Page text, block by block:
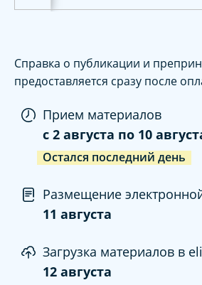
Справка о публикации и
предоставляется сразу после
Прием материалов
c 2 августа по 10
Остался последний день
Размещение
11 августа
Загрузка материалов в
12 августа